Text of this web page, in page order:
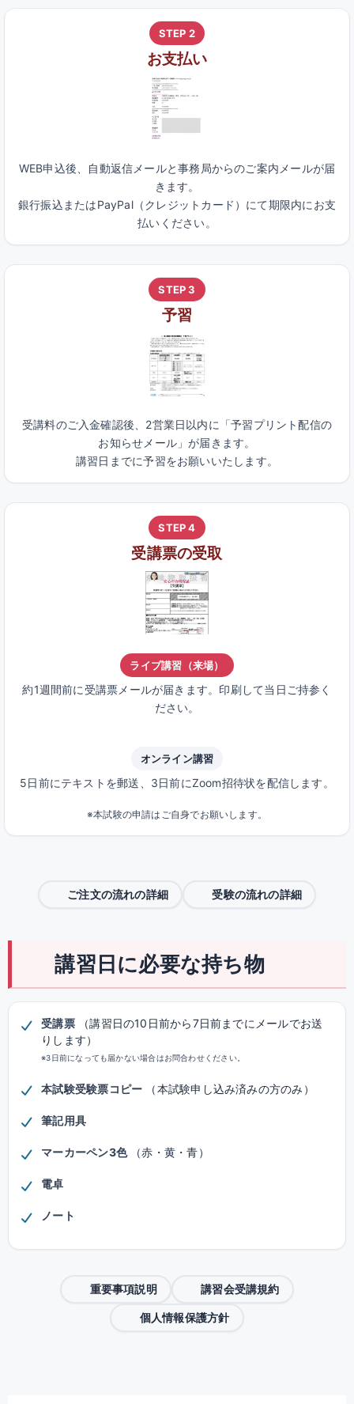
STEP 2
お支払い
WEB申込後、自動返信メールと事務局からのご案内メールが届
きます。
銀行振込またはPayPal（クレジットカード）にて期限内にお支
払いください。
STEP 3
予習
受講料のご入金確認後、2営業日以内に「予習プリント配信の
お知らせメール」が届きます。
講習日までに予習をお願いいたします。
STEP 4
受講票の受取
ライブ講習（来場）
約1週間前に受講票メールが届きます。印刷して当日ご持参く
ださい。
オンライン講習
5日前にテキストを郵送、3日前にZoom招待状を配信します。
※本試験の申請はご自身でお願いします。
ご注文の流れの詳細 受験の流れの詳細
講習日に必要な持ち物
受講票
（講習日の10日前から7日前までにメールでお送
りします）
※3日前になっても届かない場合はお問合わせください。
本試験受験票コピー （本試験申し込み済みの方のみ）
筆記用具
マーカーペン3色 （赤・黄・青）
電卓
ノート
重要事項説明 講習会受講規約
個人情報保護方針